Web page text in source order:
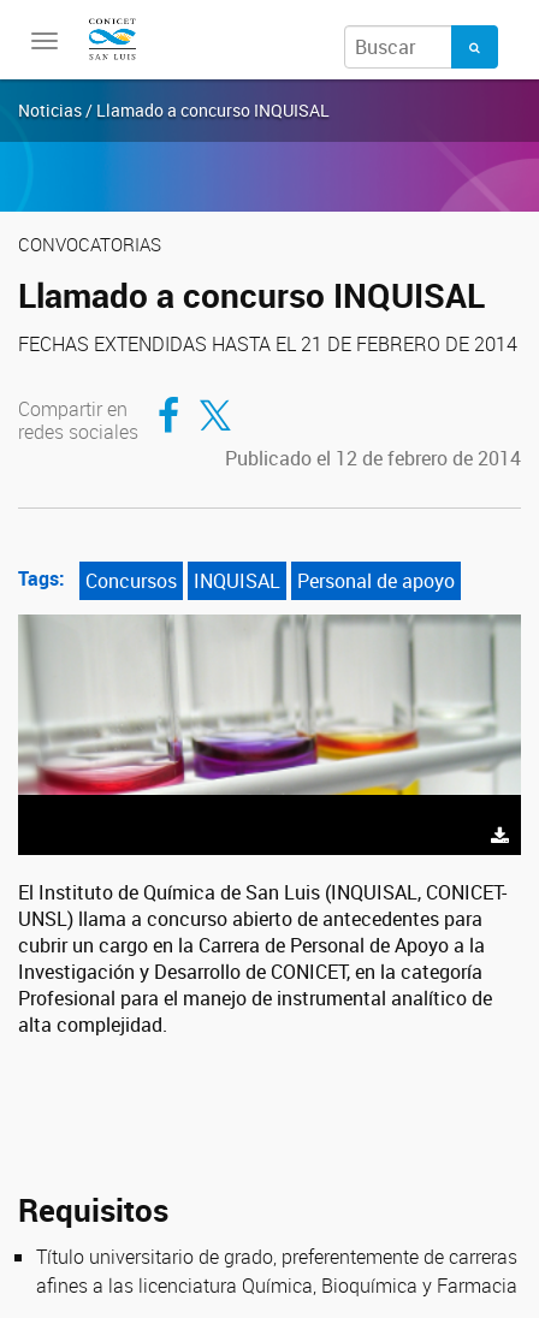
Toggle
Noticias / Llamado a concurso INQUISAL
CONVOCATORIAS
Llamado a concurso INQUISAL
FECHAS EXTENDIDAS HASTA EL 21 DE FEBRERO DE 2014
Compartir en
redes sociales
Compartir en Facebook
Compartir en Twitter
Publicado el 12 de febrero de 2014
Tags: Concursos INQUISAL Personal de apoyo
El Instituto de Química de San Luis (INQUISAL, CONICET-
UNSL) llama a concurso abierto de antecedentes para
cubrir un cargo en la Carrera de Personal de Apoyo a la
Investigación y Desarrollo de CONICET, en la categoría
Profesional para el manejo de instrumental analítico de
alta complejidad.
Requisitos
Título universitario de grado, preferentemente de carreras
afines a las licenciatura Química, Bioquímica y Farmacia